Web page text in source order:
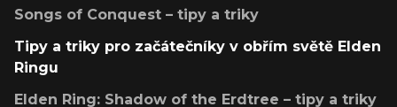
Songs of Conquest – tipy a triky
Tipy a triky pro začátečníky v obřím světě Elden
Ringu
Elden Ring: Shadow of the Erdtree – tipy a triky